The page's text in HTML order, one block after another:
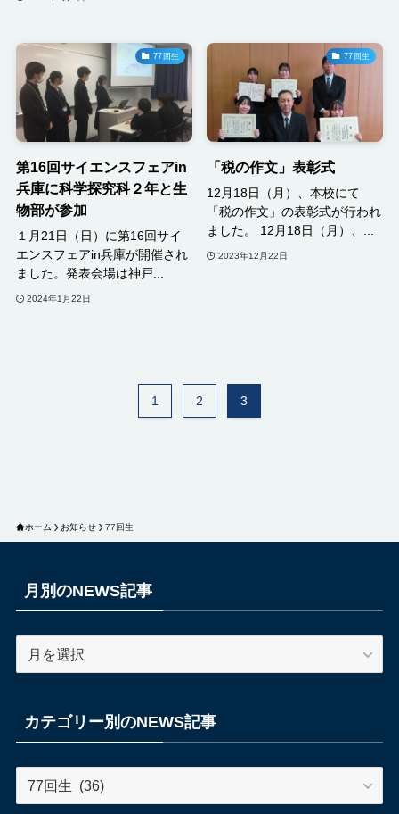
77回生
第16回サイエンスフェアin
兵庫に科学探究科２年と生
物部が参加
１月21日（日）に第16回サイ
エンスフェアin兵庫が開催され
ました。発表会場は神戸...
2024年1月22日
77回生
「税の作文」表彰式
12月18日（月）、本校にて
「税の作文」の表彰式が行われ
ました。 12月18日（月）、...
2023年12月22日
1 2 3
ホーム お知らせ 77回生
月別のNEWS記事
別
NEWS
記
カテゴリー別のNEWS記事
カ
テ